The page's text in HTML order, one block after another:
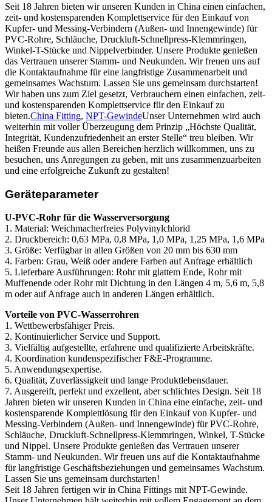
Seit 18 Jahren bieten wir unseren Kunden in China einen einfachen,
zeit- und kostensparenden Komplettservice für den Einkauf von
Kupfer- und Messing-Verbindern (Außen- und Innengewinde) für
PVC-Rohre, Schläuche, Druckluft-Schnellpress-Klemmringen,
Winkel-T-Stücke und Nippelverbinder. Unsere Produkte genießen
das Vertrauen unserer Stamm- und Neukunden. Wir freuen uns auf
die Kontaktaufnahme für eine langfristige Zusammenarbeit und
gemeinsames Wachstum. Lassen Sie uns gemeinsam durchstarten!
Wir haben uns zum Ziel gesetzt, Verbrauchern einen einfachen, zeit-
und kostensparenden Komplettservice für den Einkauf zu
bieten.China Fitting, NPT-GewindeUnser Unternehmen wird auch
weiterhin mit voller Überzeugung dem Prinzip „Höchste Qualität,
Integrität, Kundenzufriedenheit an erster Stelle“ treu bleiben. Wir
heißen Freunde aus allen Bereichen herzlich willkommen, uns zu
besuchen, uns Anregungen zu geben, mit uns zusammenzuarbeiten
und eine erfolgreiche Zukunft zu gestalten!
Geräteparameter
U-PVC-Rohr für die Wasserversorgung
1. Material: Weichmacherfreies Polyvinylchlorid
2. Druckbereich: 0,63 MPa, 0,8 MPa, 1,0 MPa, 1,25 MPa, 1,6 MPa
3. Größe: Verfügbar in allen Größen von 20 mm bis 630 mm
4. Farben: Grau, Weiß oder andere Farben auf Anfrage erhältlich
5. Lieferbare Ausführungen: Rohr mit glattem Ende, Rohr mit
Muffenende oder Rohr mit Dichtung in den Längen 4 m, 5,6 m, 5,8
m oder auf Anfrage auch in anderen Längen erhältlich.
Vorteile von PVC-Wasserrohren
1. Wettbewerbsfähiger Preis.
2. Kontinuierlicher Service und Support.
3. Vielfältig aufgestellte, erfahrene und qualifizierte Arbeitskräfte.
4. Koordination kundenspezifischer F&E-Programme.
5. Anwendungsexpertise.
6. Qualität, Zuverlässigkeit und lange Produktlebensdauer.
7. Ausgereift, perfekt und exzellent, aber schlichtes Design. Seit 18
Jahren bieten wir unseren Kunden in China eine einfache, zeit- und
kostensparende Komplettlösung für den Einkauf von Kupfer- und
Messing-Verbindern (Außen- und Innengewinde) für PVC-Rohre,
Schläuche, Druckluft-Schnellpress-Klemmringen, Winkel, T-Stücke
und Nippel. Unsere Produkte genießen das Vertrauen unserer
Stamm- und Neukunden. Wir freuen uns auf die Kontaktaufnahme
für langfristige Geschäftsbeziehungen und gemeinsames Wachstum.
Lassen Sie uns gemeinsam durchstarten!
Seit 18 Jahren fertigen wir in China Fittings mit NPT-Gewinde.